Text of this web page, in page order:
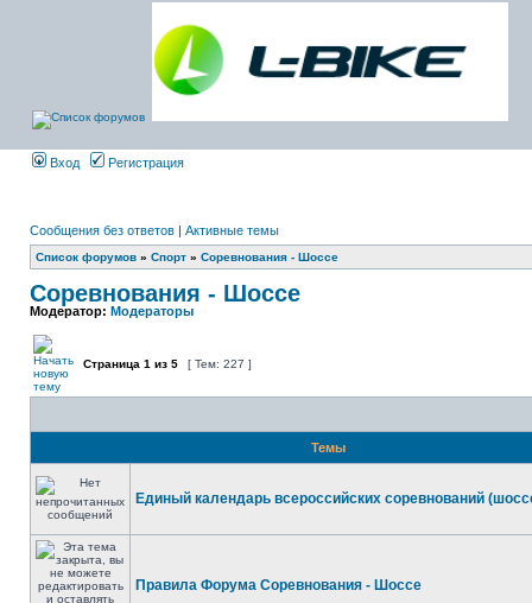
Вход Регистрация
Сообщения без ответов | Активные темы
Список форумов » Спорт » Соревнования - Шоссе
Соревнования - Шоссе
Модератор: Модераторы
Страница 1 из 5 [ Тем: 227 ]
Темы
Единый календарь всероссийских соревнований
Правила Форума Соревнования - Шоссе